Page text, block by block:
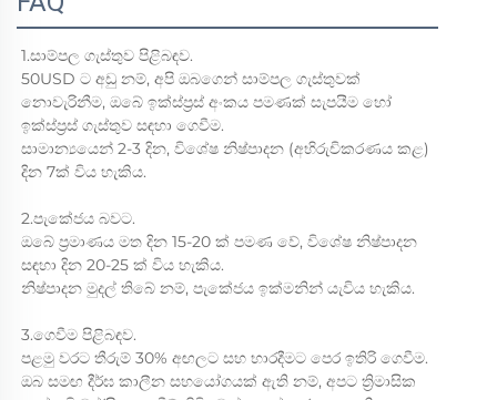
1.සාම්පල ගැස්තුව පිළිබඳව.
50USD ට අඩු නම්, අපි ඔබගෙන් සාම්පල ගැස්තුවක්
නොවැරිනීම, ඔබේ ඉක්ස්ප්‍රස් අංකය පමණක් සැපයීම හෝ
ඉක්ස්ප්‍රස් ගැස්තුව සඳහා ගෙවීම.
සාමාන්‍යයෙන් 2-3 දින, විශේෂ නිෂ්පාදන (අභිරුචිකරණය කළ)
දින 7ක් විය හැකිය.
2.පැකේජය බවට.
ඔබේ ප්‍රමාණය මත දින 15-20 ක් පමණ වේ, විශේෂ නිෂ්පාදන
සඳහා දින 20-25 ක් විය හැකිය.
නිෂ්පාදන මුදල් තිබේ නම්, පැකේජය ඉක්මනින් යැවිය හැකිය.
3.ගෙවීම පිළිබඳව.
පළමු වරට තීරුම් 30% අඟලට සහ භාරදීමට පෙර ඉතිරි ගෙවීම.
ඔබ සමඟ දීර්ඝ කාලීන සහයෝගයක් ඇති නම්, අපට ත්‍රිමාසික